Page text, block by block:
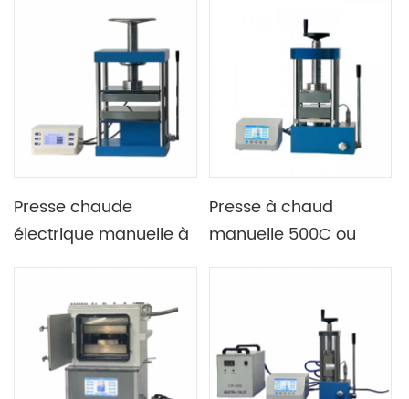
électrique de CIP du
laboratoire 40T de
700MPa pour la presse
de granule
avec programmation
en plusieurs étapes
Presse chaude
électrique manuelle à
anglais
Presse à chaud
manuelle 500C ou